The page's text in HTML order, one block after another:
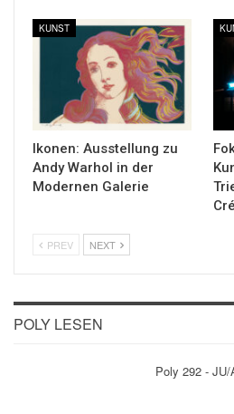
KUNST
Ikonen: Ausstellung zu
Andy Warhol in der
Modernen Galerie
PREV NEXT
POLY LESEN
Poly 292 - JU/